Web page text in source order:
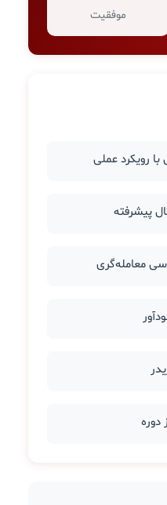
موفقیت
رویکرد عملی
پیشرفته
معامله‌گری